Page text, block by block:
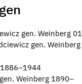
gen. Weinberg
gen.
Weinberg 1890–